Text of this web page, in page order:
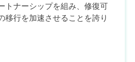
トナーシップを組み、修復可
移行を加速させることを誇り